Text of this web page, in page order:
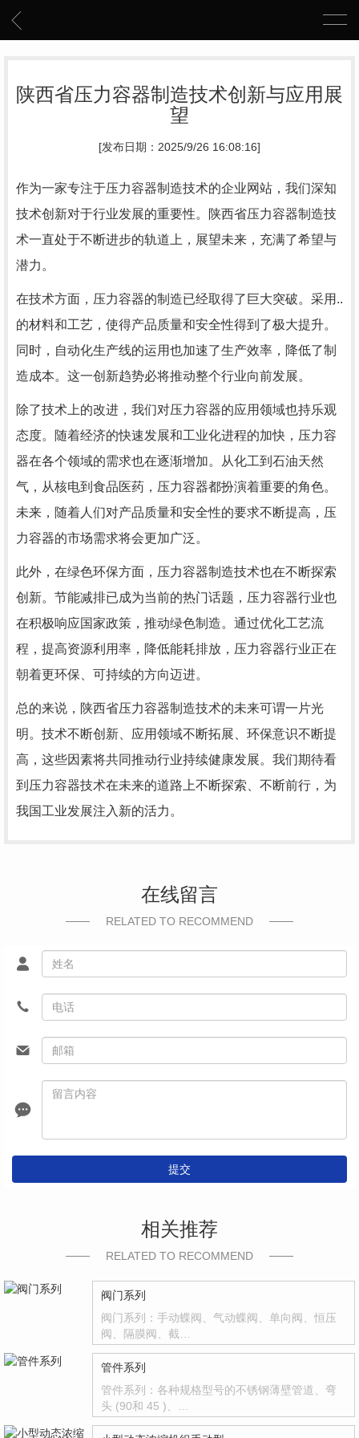
陕西省压力容器制造技术创新与应用展
望
[发布日期：2025/9/26 16:08:16]
作为一家专注于压力容器制造技术的企业网站，我们深知
技术创新对于行业发展的重要性。陕西省压力容器制造技
术一直处于不断进步的轨道上，展望未来，充满了希望与
潜力。
在技术方面，压力容器的制造已经取得了巨大突破。采用..
的材料和工艺，使得产品质量和安全性得到了极大提升。
同时，自动化生产线的运用也加速了生产效率，降低了制
造成本。这一创新趋势必将推动整个行业向前发展。
除了技术上的改进，我们对压力容器的应用领域也持乐观
态度。随着经济的快速发展和工业化进程的加快，压力容
器在各个领域的需求也在逐渐增加。从化工到石油天然
气，从核电到食品医药，压力容器都扮演着重要的角色。
未来，随着人们对产品质量和安全性的要求不断提高，压
力容器的市场需求将会更加广泛。
此外，在绿色环保方面，压力容器制造技术也在不断探索
创新。节能减排已成为当前的热门话题，压力容器行业也
在积极响应国家政策，推动绿色制造。通过优化工艺流
程，提高资源利用率，降低能耗排放，压力容器行业正在
朝着更环保、可持续的方向迈进。
总的来说，陕西省压力容器制造技术的未来可谓一片光
明。技术不断创新、应用领域不断拓展、环保意识不断提
高，这些因素将共同推动行业持续健康发展。我们期待看
到压力容器技术在未来的道路上不断探索、不断前行，为
我国工业发展注入新的活力。
在线留言
RELATED TO RECOMMEND
提交
相关推荐
RELATED TO RECOMMEND
阀门系列
阀门系列：手动蝶阀、气动蝶阀、单向阀、恒压
阀、隔膜阀、截…
管件系列
管件系列：各种规格型号的不锈钢薄壁管道、弯
头 (90和 45 )、…